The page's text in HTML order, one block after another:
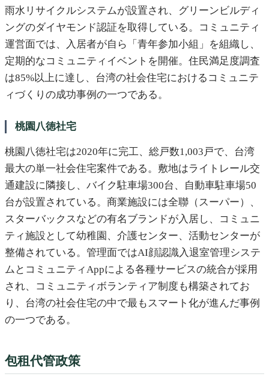
雨水リサイクルシステムが設置され、グリーンビルディ
ングのダイヤモンド認証を取得している。コミュニティ
運営面では、入居者が自ら「青年参加小組」を組織し、
定期的なコミュニティイベントを開催。住民満足度調査
は85%以上に達し、台湾の社会住宅におけるコミュニテ
ィづくりの成功事例の一つである。
桃園八徳社宅
桃園八徳社宅は2020年に完工、総戸数1,003戸で、台湾
最大の単一社会住宅案件である。敷地はライトレール交
通建設に隣接し、バイク駐車場300台、自動車駐車場50
台が設置されている。商業施設には全聯（スーパー）、
スターバックスなどの有名ブランドが入居し、コミュニ
ティ施設として幼稚園、介護センター、活動センターが
整備されている。管理面ではAI顔認識入退室管理システ
ムとコミュニティAppによる各種サービスの統合が採用
され、コミュニティボランティア制度も構築されてお
り、台湾の社会住宅の中で最もスマート化が進んだ事例
の一つである。
包租代管政策